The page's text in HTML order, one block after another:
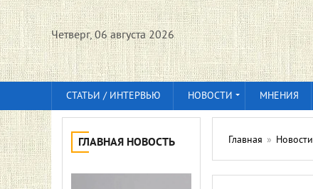
Четверг, 06 августа 2026
СТАТЬИ / ИНТЕРВЬЮ НОВОСТИ МНЕНИЯ
ГЛАВНАЯ НОВОСТЬ Главная » Новости